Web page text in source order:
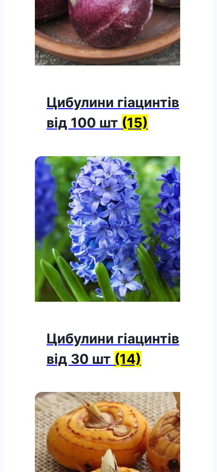
Цибулини гіацинтів
від 100 шт (15)
Цибулини гіацинтів
від 30 шт (14)